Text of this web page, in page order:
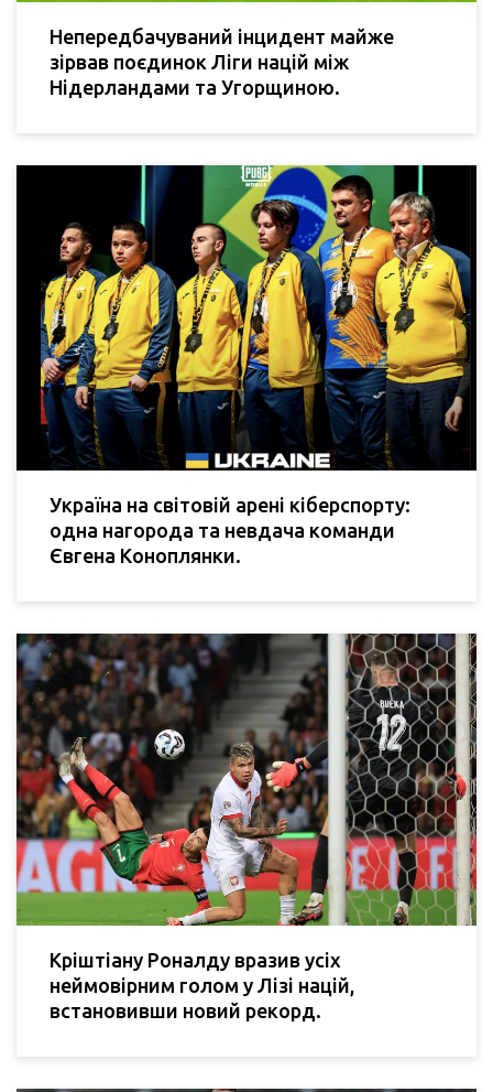
Непередбачуваний інцидент майже
зірвав поєдинок Ліги націй між
Нідерландами та Угорщиною.
Україна на світовій арені кіберспорту:
одна нагорода та невдача команди
Євгена Коноплянки.
Кріштіану Роналду вразив усіх
неймовірним голом у Лізі націй,
встановивши новий рекорд.